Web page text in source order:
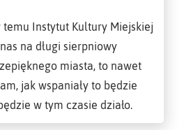
temu Instytut Kultury Miejskiej
na długi sierpniowy
miasta, to nawet
jak wspaniały to będzie
w tym czasie działo.